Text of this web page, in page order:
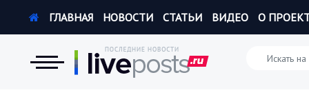
ГЛАВНАЯ НОВОСТИ СТАТЬИ ВИДЕО О